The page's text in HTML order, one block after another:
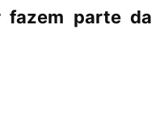
fazem parte da